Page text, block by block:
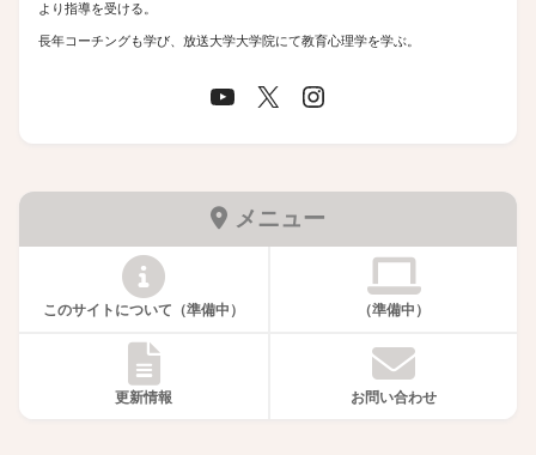
より指導を受ける。
長年コーチングも学び、放送大学大学院にて教育心理学を学ぶ。
メニュー
このサイトについて（準備中） （準備中）
更新情報 お問い合わせ